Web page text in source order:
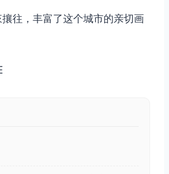
往，丰富了这个城市的亲切画